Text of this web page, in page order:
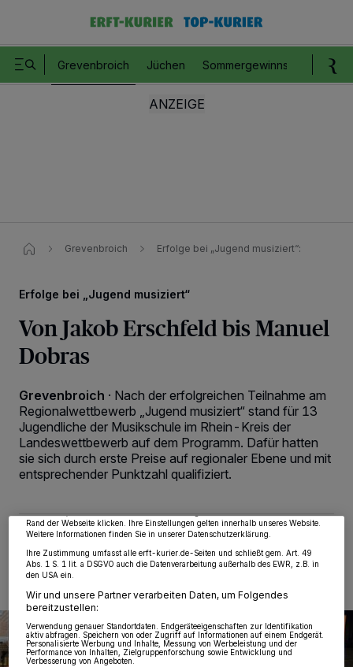
Grevenbroich Jüchen Sommergewinnspiel
Grevenbroich Erfolge bei „Jugend musiziert“​:
Erfolge bei „Jugend musiziert“
Von Jakob Erschfeld bis Manuel
Dobras
Grevenbroich · Nach der erfolgreichen Teilnahme am
Regionalwettbewerb „Jugend musiziert“ stand für 13
Jugendliche der Musikschule im Rhein-Kreis der
Landeswettbewerb auf dem Programm. Dafür hatten
sie sich durch erste Preise auf regionaler Ebene und mit
entsprechender Punktzahl qualifiziert.
15.03.2024 , 12:35 Uhr 2 Minuten Lesezeit
Wir und unsere
wie Browserdaten oder eindeutige Kennungen auf Ihrem Gerät zu. Durch Auswahl
von OK aktivieren Sie Tracking-Technologien für die unter „Wir und unsere
Partner verarbeiten Daten, um Ihnen Dienste bereitzustellen“ aufgeführten
Zwecke. Wenn Tracker deaktiviert sind, sind manche Inhalte und Anzeigen
Rand der Webseite klicken. Ihre Einstellungen gelten innerhalb unseres Website.
Weitere Informationen finden Sie in unserer Datenschutzerklärung.
Ihre Zustimmung umfasst alle erft-kurier.de-Seiten und schließt gem. Art. 49
Abs. 1 S. 1 lit. a DSGVO auch die Datenverarbeitung außerhalb des EWR, z.B. in
den USA ein.
Wir und unsere Partner verarbeiten Daten, um Folgendes
bereitzustellen:
Verwendung genauer Standortdaten. Endgeräteeigenschaften zur Identifikation
aktiv abfragen. Speichern von oder Zugriff auf Informationen auf einem Endgerät.
Personalisierte Werbung und Inhalte, Messung von Werbeleistung und der
Performance von Inhalten, Zielgruppenforschung sowie Entwicklung und
Verbesserung von Angeboten.